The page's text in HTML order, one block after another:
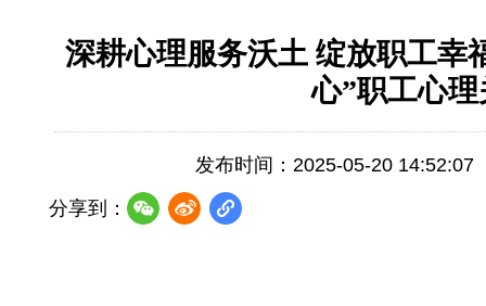
深耕心理服务沃土 绽放职工
心”职工心
发布时间：2025-05-20 14:52:07
分享到：